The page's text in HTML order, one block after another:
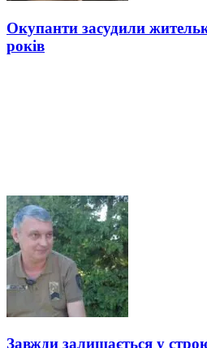
Окупанти засудили
років
Завжди залишається у